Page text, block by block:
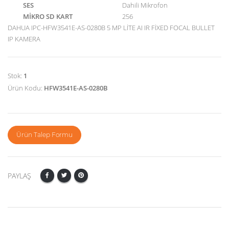
SES
Dahili Mikrofon
MİKRO SD KART
256
DAHUA IPC-HFW3541E-AS-0280B 5 MP LİTE AI IR FİXED FOCAL BULLET
IP KAMERA
Stok: 1
Ürün Kodu: HFW3541E-AS-0280B
Ürün Talep Formu
PAYLAŞ